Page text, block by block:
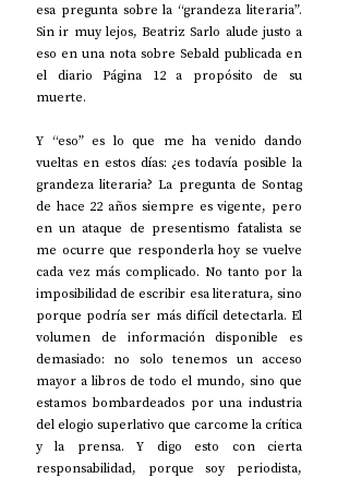
esa pregunta sobre la “grandeza literaria”.
Sin ir muy lejos, Beatriz Sarlo alude justo a
eso en una nota sobre Sebald publicada en
el diario Página 12 a propósito de su
muerte.
Y “eso” es lo que me ha venido dando
vueltas en estos días: ¿es todavía posible la
grandeza literaria? La pregunta de Sontag
de hace 22 años siempre es vigente, pero
en un ataque de presentismo fatalista se
me ocurre que responderla hoy se vuelve
cada vez más complicado. No tanto por la
imposibilidad de escribir esa literatura, sino
porque podría ser más difícil detectarla. El
volumen de información disponible es
demasiado: no solo tenemos un acceso
mayor a libros de todo el mundo, sino que
estamos bombardeados por una industria
del elogio superlativo que carcome la crítica
y la prensa. Y digo esto con cierta
responsabilidad, porque soy periodista,